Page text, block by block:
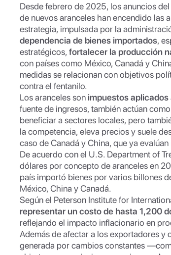
at
s
A
p
p
ail p
y
Li
n
k
Desde febrero de 2025, los anuncios
de nuevos aranceles han encendido las
estrategia, impulsada por la
dependencia de bienes importados,
estratégicos, fortalecer la producción
con países como México, Canadá y
medidas se relacionan con objetivos
contra el fentanilo.
Los aranceles son impuestos
fuente de ingresos, también actúan como
beneficiar a sectores locales, pero
la competencia, eleva precios y suele
caso de Canadá y China, que ya
De acuerdo con el U.S. Department of
dólares por concepto de aranceles en
país importó bienes por varios billones
México, China y Canadá.
Según el Peterson Institute for
representar un costo de hasta 1,200
reflejando el impacto inflacionario en
Además de afectar a los exportadores y
generada por cambios constantes